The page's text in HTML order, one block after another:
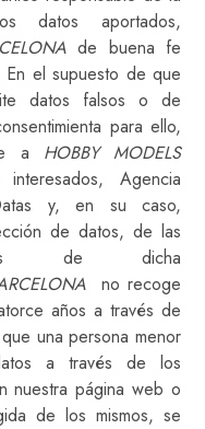
datos aportados,
de buena fe
el supuesto de que
datos falsos o de
para ello,
a HOBBY MODELS
Agencia
y, en su caso,
de datos, de las
de dicha
no recoge
años a través de
una persona menor
a través de los
nuestra página web o
de los mismos, se